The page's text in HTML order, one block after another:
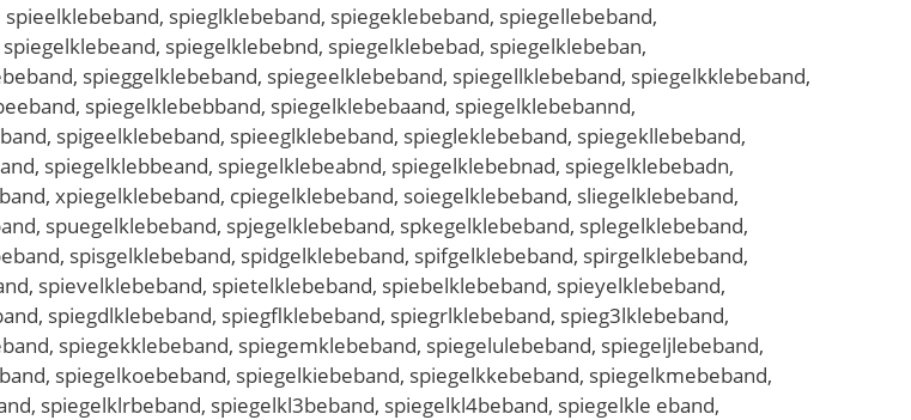
spieglklebeband, spiegeklebeband, spiegellebeband,
spiegelklebebnd, spiegelklebebad, spiegelklebeban,
spieggelklebeband, spiegeelklebeband, spiegellklebeband, spiegelkklebeband,
spiegelklebebband, spiegelklebebaand, spiegelklebebannd,
spigeelklebeband, spieeglklebeband, spiegleklebeband, spiegekllebeband,
spiegelklebbeand, spiegelklebeabnd, spiegelklebebnad, spiegelklebebadn,
xpiegelklebeband, cpiegelklebeband, soiegelklebeband, sliegelklebeband,
spuegelklebeband, spjegelklebeband, spkegelklebeband, splegelklebeband,
spisgelklebeband, spidgelklebeband, spifgelklebeband, spirgelklebeband,
spievelklebeband, spietelklebeband, spiebelklebeband, spieyelklebeband,
spiegdlklebeband, spiegflklebeband, spiegrlklebeband, spieg3lklebeband,
spiegekklebeband, spiegemklebeband, spiegelulebeband, spiegeljlebeband,
spiegelkoebeband, spiegelkiebeband, spiegelkkebeband, spiegelkmebeband,
spiegelklrbeband, spiegelkl3beband, spiegelkl4beband, spiegelkle eband,